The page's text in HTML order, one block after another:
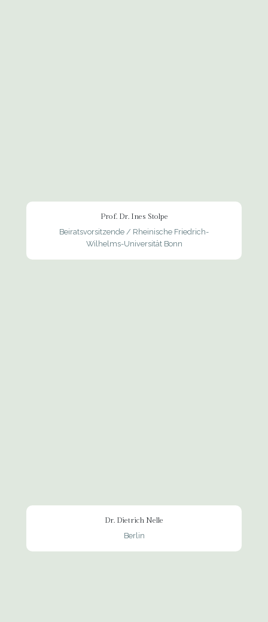
Prof. Dr. Ines Stolpe
Beiratsvorsitzende / Rheinische Friedrich-
Wilhelms-Universität Bonn
Dr. Dietrich Nelle
Berlin